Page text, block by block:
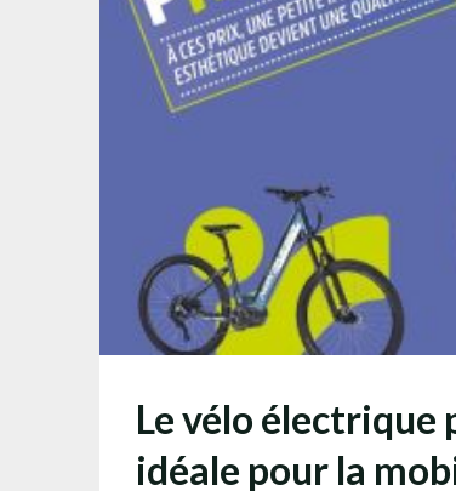
Le vélo
idéale pour la